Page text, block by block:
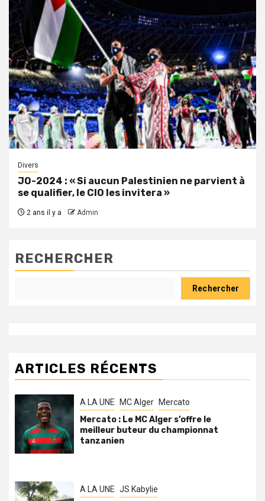
Divers
JO-2024 : « Si aucun Palestinien ne parvient à
se qualifier, le CIO les invitera »
2 ans il y a Admin
RECHERCHER
Rechercher
ARTICLES RÉCENTS
A LA UNE MC Alger Mercato
Mercato : Le MC Alger s’offre le
meilleur buteur du championnat
tanzanien
A LA UNE JS Kabylie